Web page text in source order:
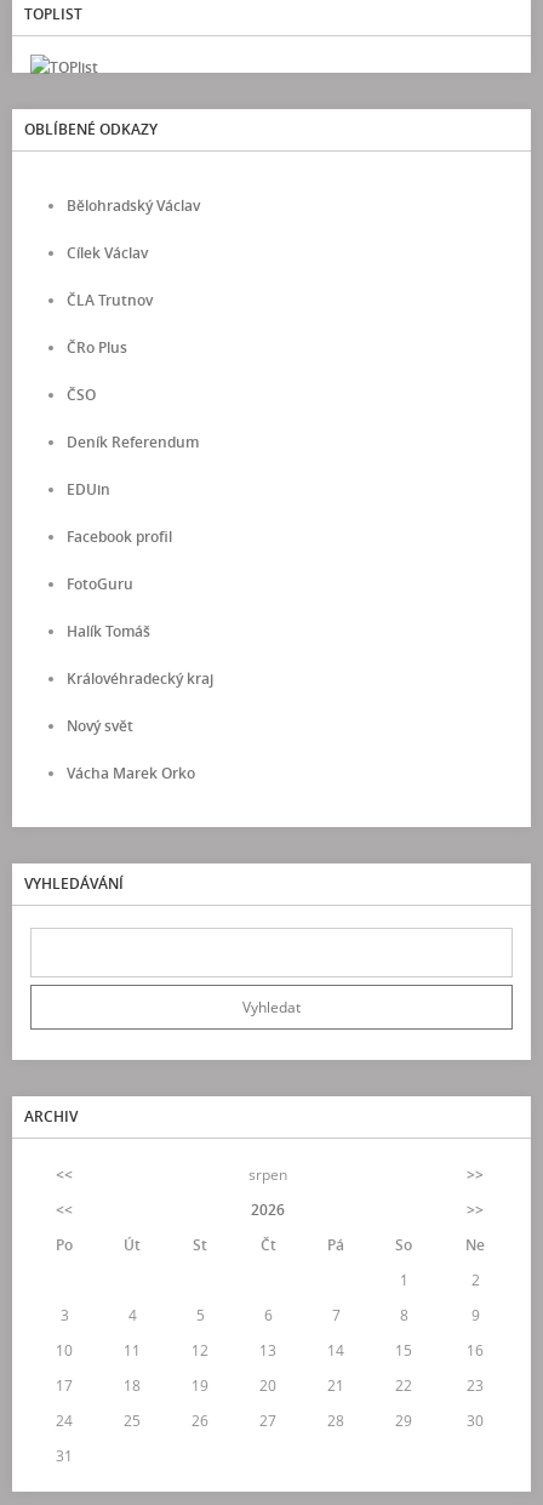
TOPLIST
OBLÍBENÉ ODKAZY
Bělohradský Václav
Cílek Václav
ČLA Trutnov
ČRo Plus
ČSO
Deník Referendum
EDUin
Facebook profil
FotoGuru
Halík Tomáš
Královéhradecký kraj
Nový svět
Vácha Marek Orko
VYHLEDÁVÁNÍ
ARCHIV
<< srpen
>>
<<
2026
>>
Po
Út St Čt Pá So
Ne
1
2
3
4 5 6 7 8
9
10
11 12 13 14 15
16
17
18 19 20 21 22
23
24
25 26 27 28 29
30
31